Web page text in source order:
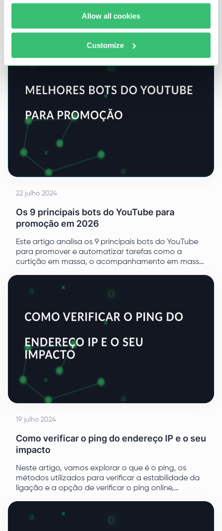
Allow all cookies
Customize
Este artigo analisa uma ferramenta online para
fornece um guia passo-a-passo para os utilizadores
22 julho 2024
Os 9 principais bots do YouTube para
promoção em 2026
Este artigo analisa os 9 principais bots do YouTube
para promover e automatizar tarefas como a
curtição em massa, o acompanhamento em massa
aumentar a contagem de visualizações.
19 julho 2024
Como verificar o ping do endereço IP e o seu
impacto
Neste artigo, vamos explorar o que é o ping, os
métodos utilizados para verificar a estabilidade da
ligação e a opção de verificar o ping online,